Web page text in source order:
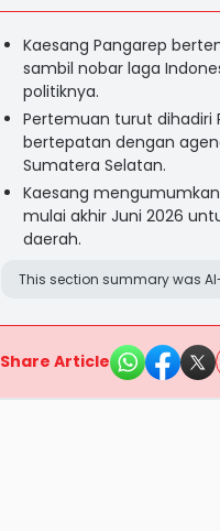
Kaesang Pangarep
sambil nobar laga
politiknya.
Pertemuan turut dihadiri
bertepatan dengan
Sumatera Selatan.
Kaesang
mulai akhir Juni 2026
daerah.
This section summary was
Share Article